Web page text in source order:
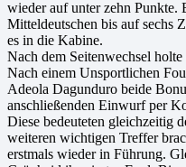
wieder auf unter zehn Punkte.
Mitteldeutschen bis auf sechs
es in die Kabine.
Nach dem Seitenwechsel
Nach einem Unsportlichen
Adeola Dagunduro beide
anschließenden Einwurf per
Diese bedeuteten gleichzeitig
weiteren wichtigen Treffer
erstmals wieder in Führung.